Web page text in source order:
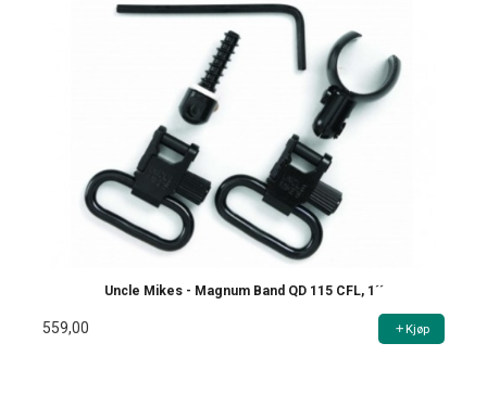
Uncle Mikes - Magnum Band QD 115 CFL, 1´´
559,00 Kjøp